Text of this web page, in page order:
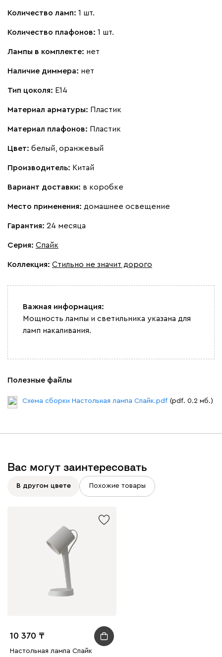
Количество ламп: 1 шт.
Количество плафонов: 1 шт.
Лампы в комплекте: нет
Наличие диммера: нет
Тип цоколя: E14
Материал арматуры: Пластик
Материал плафонов: Пластик
Цвет: белый, оранжевый
Производитель: Китай
Вариант доставки: в коробке
Место применения: домашнее освещение
Гарантия: 24 месяца
Серия: Спайк
Коллекция: Стильно не значит дорого
Важная информация:
Мощность лампы и светильника указана для
ламп накаливания.
Полезные файлы
Схема сборки Настольная лампа Спайк.pdf (pdf. 0.2 мб.)
Вас могут заинтересовать
В другом цвете Похожие товары
10 370
Настольная лампа Спайк